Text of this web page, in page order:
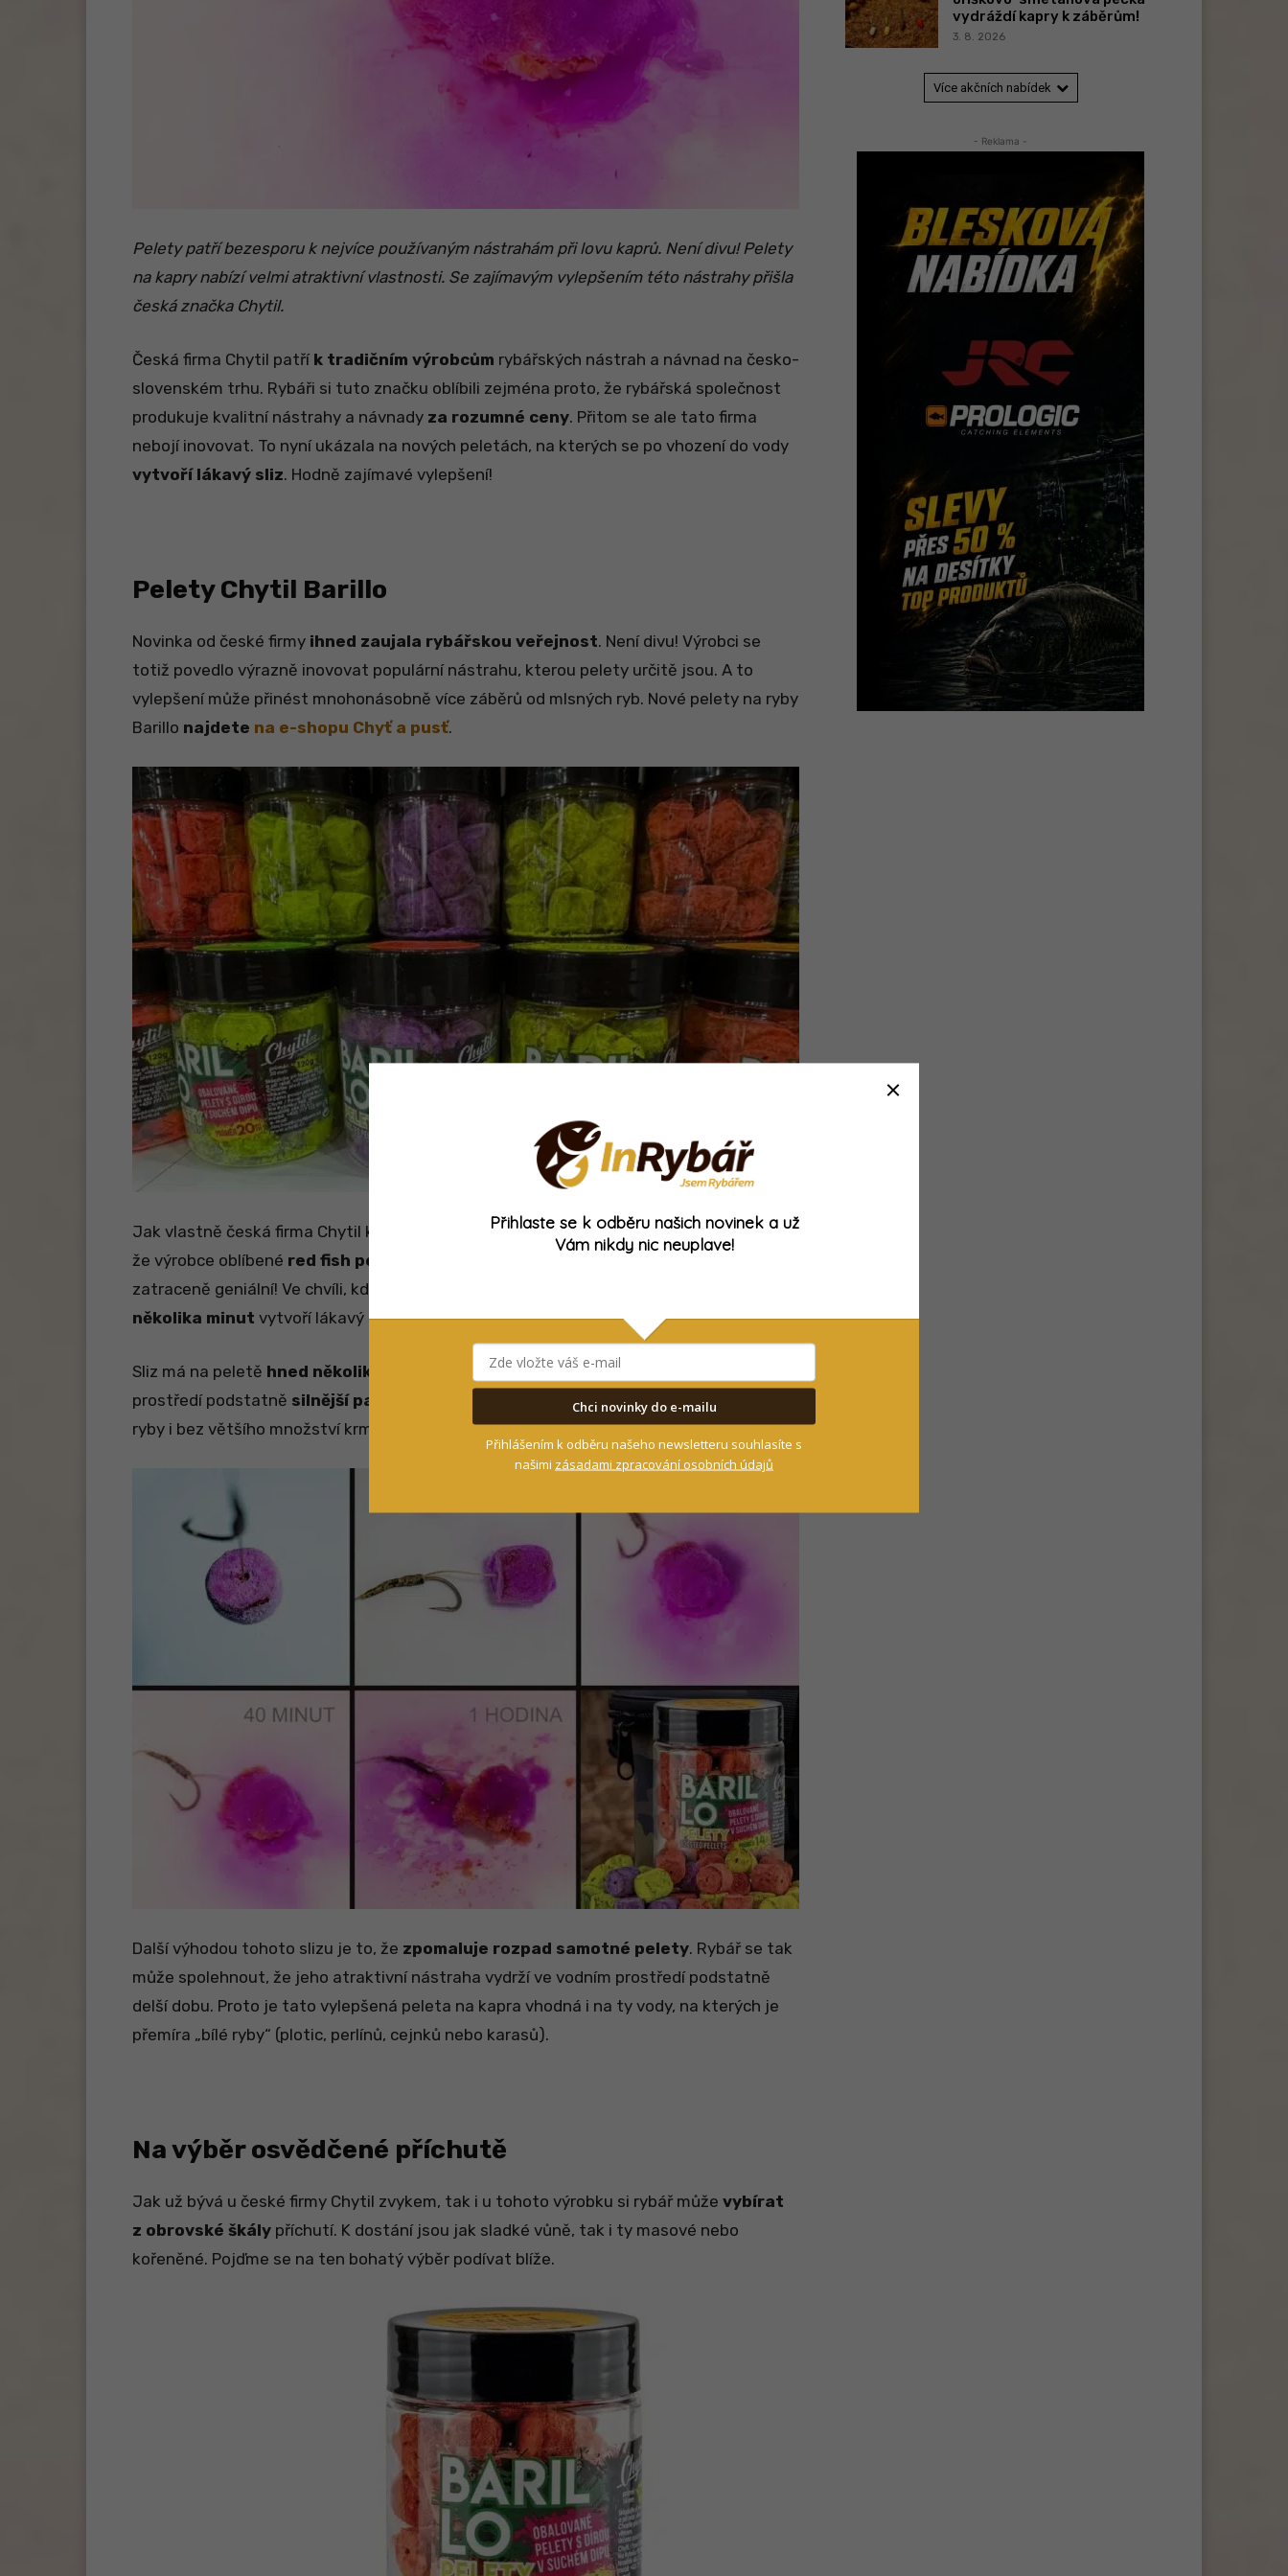
Pelety patří bezesporu k nejvíce používaným nástrahám při lovu kaprů. Není divu! Pelety
na kapry nabízí velmi atraktivní vlastnosti. Se zajímavým vylepšením této nástrahy přišla
česká značka Chytil.
Česká firma Chytil patří k tradičním výrobcům rybářských nástrah a návnad na česko-
slovenském trhu. Rybáři si tuto značku oblíbili zejména proto, že rybářská společnost
produkuje kvalitní nástrahy a návnady za rozumné ceny. Přitom se ale tato firma
nebojí inovovat. To nyní ukázala na nových peletách, na kterých se po vhození do vody
vytvoří lákavý sliz. Hodně zajímavé vylepšení!
Pelety Chytil Barillo
Novinka od české firmy ihned zaujala rybářskou veřejnost. Není divu! Výrobci se
totiž povedlo výrazně inovovat populární nástrahu, kterou pelety určitě jsou. A to
vylepšení může přinést mnohonásobně více záběrů od mlsných ryb. Nové pelety na ryby
Barillo najdete na e-shopu Chyť a pusť.
Jak vlastně česká firma Chytil klasické pelety na ryby vylepšila? Ten princip tkví v tom,
že výrobce oblíbené red fish pelety obalil do suchého dipu
. Jednoduché, ale
zatraceně geniální! Ve chvíli, kdy rybář takovou peletu hodí do vody, tak se na ní
několika minut vytvoří lákavý sliz. A ten se kaprům „moc líbí“.
Sliz má na peletě hned několik funkcí
. Zaprvé: sliznatý povrch vypouští do okolního
prostředí podstatně silnější pachové signály
. Takže rybář je tak schopen zaujmout
ryby i bez většího množství krmení. Ta vůně je po namočení opravdu výrazná!
Další výhodou tohoto slizu je to, že zpomaluje rozpad samotné pelety. Rybář se tak
může spolehnout, že jeho atraktivní nástraha vydrží ve vodním prostředí podstatně
delší dobu. Proto je tato vylepšená peleta na kapra vhodná i na ty vody, na kterých je
přemíra „bílé ryby“ (plotic, perlínů, cejnků nebo karasů).
Na výběr osvědčené příchutě
Jak už bývá u české firmy Chytil zvykem, tak i u tohoto výrobku si rybář může vybírat
z obrovské škály příchutí. K dostání jsou jak sladké vůně, tak i ty masové nebo
kořeněné. Pojďme se na ten bohatý výběr podívat blíže.
vydráždí kapry k záběrům!
3. 8. 2026
Více akčních nabídek
- Reklama -
Přihlaste se k odběru našich novinek a už
Vám nikdy nic neuplave!
Chci novinky do e-mailu
Přihlášením k odběru našeho newsletteru souhlasíte s
našimi zásadami zpracování osobních údajů